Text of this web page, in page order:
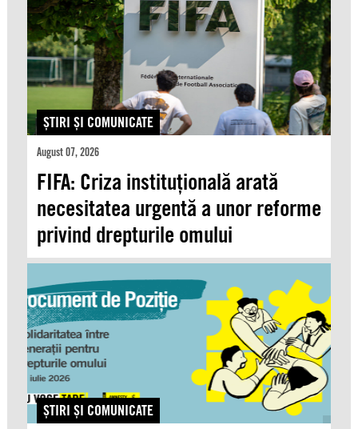
ŞTIRI ŞI COMUNICATE
August 07, 2026
FIFA: Criza instituțională arată
necesitatea urgentă a unor reforme
privind drepturile omului
ŞTIRI ŞI COMUNICATE